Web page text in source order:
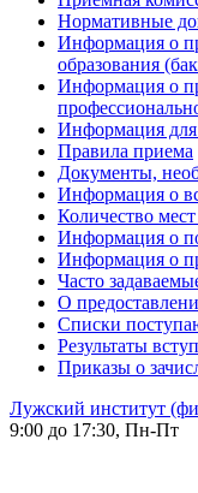
Нормативные
Информация о
образования
Информация о
Информация
Правила приема
Документы,
Информация о
Количество
Информация о
Информация о
Часто
О
Списки
Результаты
Приказы о
Лужский институт
9:00 до 17:30, Пн-Пт